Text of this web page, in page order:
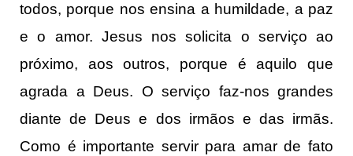
todos, porque nos ensina a humildade, a paz
e o amor. Jesus nos solicita o serviço ao
próximo, aos outros, porque é aquilo que
agrada a Deus. O serviço faz-nos grandes
diante de Deus e dos irmãos e das irmãs.
Como é importante servir para amar de fato